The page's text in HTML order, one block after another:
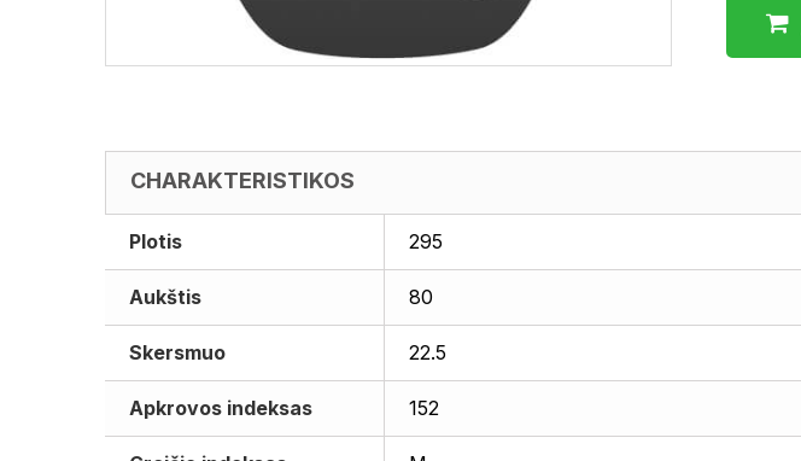
CHARAKTERISTIKOS
Plotis 295
Aukštis 80
Skersmuo 22.5
Apkrovos indeksas 152